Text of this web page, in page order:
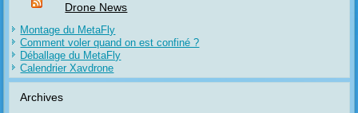
Drone News
Montage du MetaFly
Comment voler quand on est confiné ?
Déballage du MetaFly
Calendrier Xavdrone
Archives